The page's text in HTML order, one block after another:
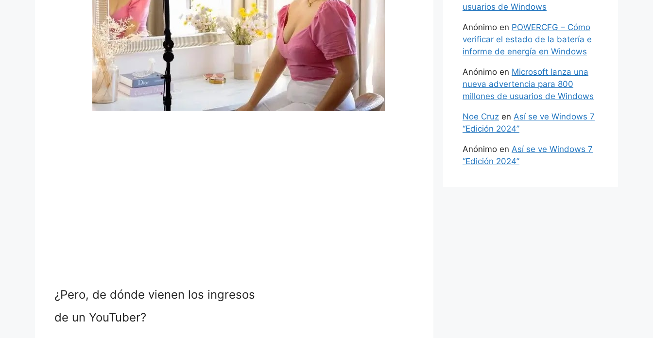
¿Pero, de dónde vienen los ingresos
de un YouTuber?
usuarios de Windows
Anónimo en POWERCFG – Cómo
verificar el estado de la batería e
informe de energía en Windows
Anónimo en Microsoft lanza una
nueva advertencia para 800
millones de usuarios de Windows
Noe Cruz en Así se ve Windows 7
“Edición 2024”
Anónimo en Así se ve Windows 7
“Edición 2024”